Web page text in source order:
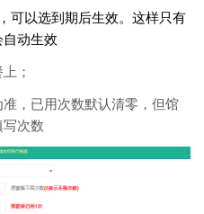
可以选到期后生效。这样只有
动生效
；
，已用次数默认清零，但馆
次数